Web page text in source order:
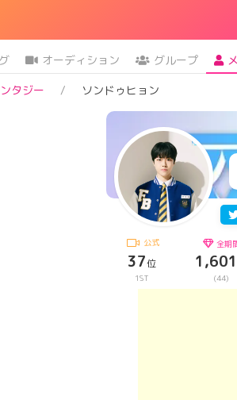
オーディション グループ
タジー
ソンドゥヒョン
公式
37位
1ST
全期
1,601
(44)